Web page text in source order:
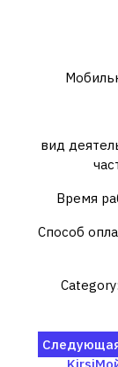
вид
Время
Способ
Category: